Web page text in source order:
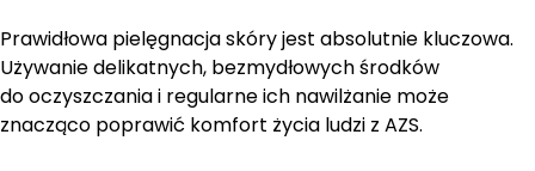
Prawidłowa pielęgnacja skóry jest absolutnie kluczowa.
Używanie delikatnych, bezmydłowych środków
do oczyszczania i regularne ich nawilżanie może
znacząco poprawić komfort życia ludzi z AZS.